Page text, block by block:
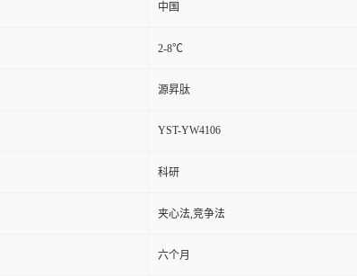
中国
2-8℃
源昇肽
YST-YW4106
科研
夹心法,竞争法
六个月